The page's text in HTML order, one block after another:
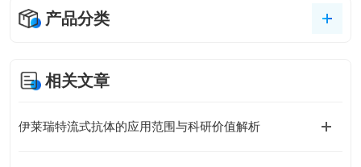
产品分类
相关文章
伊莱瑞特流式抗体的应用范围与科研价值解析